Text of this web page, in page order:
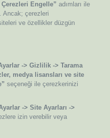
Engelle” adımları ile
Ancak; çerezleri
ve özellikler düzgün
-> Gizlilik -> Tarama
medya lisansları ve site
seçeneği ile çerezkerinizi
-> Site Ayarları ->
izin verebilir veya